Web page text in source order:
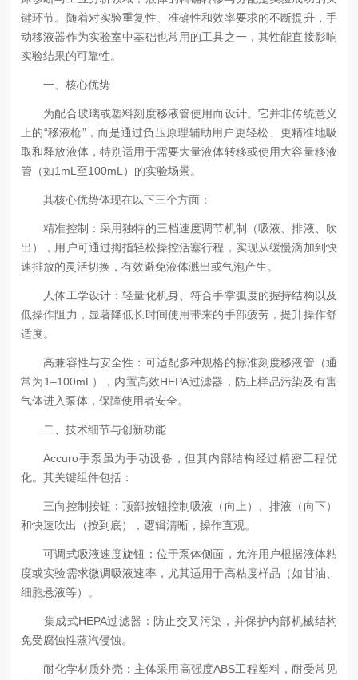
键环节。随着对实验重复性、准确性和效率要求的不断提升，手
动移液器作为实验室中基础也常用的工具之一，其性能直接影响
实验结果的可靠性。
一、核心优势
为配合玻璃或塑料刻度移液管使用而设计。它并非传统意义
上的“移液枪”，而是通过负压原理辅助用户更轻松、更精准地吸
取和释放液体，特别适用于需要大量液体转移或使用大容量移液
管（如1mL至100mL）的实验场景。
其核心优势体现在以下三个方面：
精准控制：采用独特的三档速度调节机制（吸液、排液、吹
出），用户可通过拇指轻松操控活塞行程，实现从缓慢滴加到快
速排放的灵活切换，有效避免液体溅出或气泡产生。
人体工学设计：轻量化机身、符合手掌弧度的握持结构以及
低操作阻力，显著降低长时间使用带来的手部疲劳，提升操作舒
适度。
高兼容性与安全性：可适配多种规格的标准刻度移液管（通
常为1–100mL），内置高效HEPA过滤器，防止样品污染及有害
气体进入泵体，保障使用者安全。
二、技术细节与创新功能
Accuro手泵虽为手动设备，但其内部结构经过精密工程优
化。其关键组件包括：
三向控制按钮：顶部按钮控制吸液（向上）、排液（向下）
和快速吹出（按到底），逻辑清晰，操作直观。
可调式吸液速度旋钮：位于泵体侧面，允许用户根据液体粘
度或实验需求微调吸液速率，尤其适用于高粘度样品（如甘油、
细胞悬液等）。
集成式HEPA过滤器：防止交叉污染，并保护内部机械结构
免受腐蚀性蒸汽侵蚀。
耐化学材质外壳：主体采用高强度ABS工程塑料，耐受常见